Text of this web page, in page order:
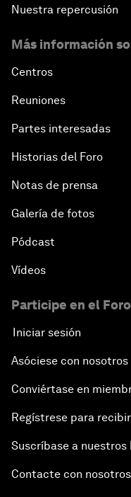
Nuestra repercusión
Más información
Centros
Reuniones
Partes interesadas
Historias del Foro
Notas de prensa
Galería de fotos
Pódcast
Vídeos
Participe en el Foro
Iniciar sesión
Asóciese con nosotros
Conviértase en
Regístrese para
Suscríbase a
Contacte con nosotros